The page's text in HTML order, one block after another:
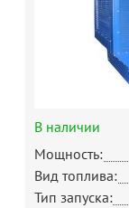
В наличии
Мощность:
Вид топлива:
Тип запуска: